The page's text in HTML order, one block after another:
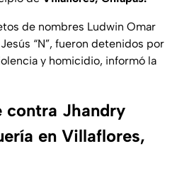
de nombres Ludwin Omar
Jesús “N”, fueron detenidos por
y homicidio, informó la
contra Jhandry
en Villaflores,